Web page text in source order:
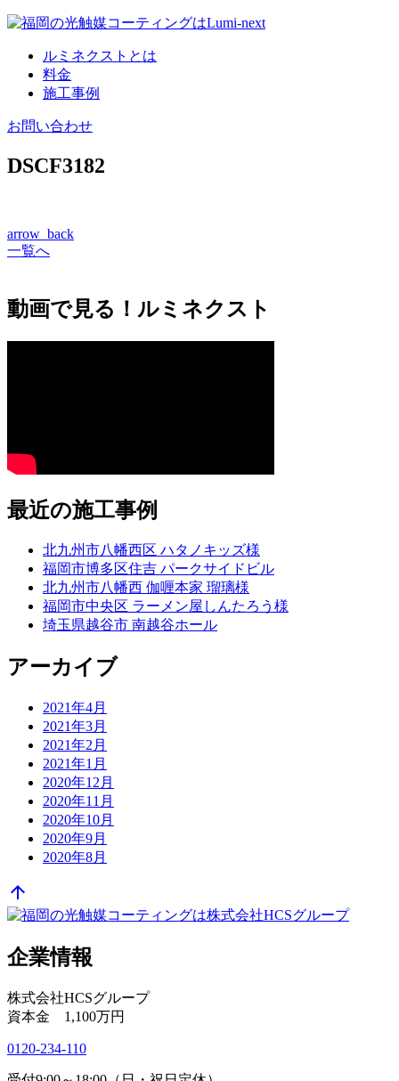
コ
ルミネクストとは
料金
施工事例
お問い合わせ
DSCF3182
arrow_back
一覧へ
動画で見る！ルミネクスト
最近の施工事例
北九州市八幡西区 ハタノキッズ様
福岡市博多区住吉 パークサイドビル
北九州市八幡西 伽喱本家 瑠璃様
福岡市中央区 ラーメン屋しんたろう様
埼玉県越谷市 南越谷ホール
アーカイブ
2021年4月
2021年3月
2021年2月
2021年1月
2020年12月
2020年11月
2020年10月
2020年9月
2020年8月
arrow_upward
企業情報
株式会社HCSグループ
資本金 1,100万円
0120-234-110